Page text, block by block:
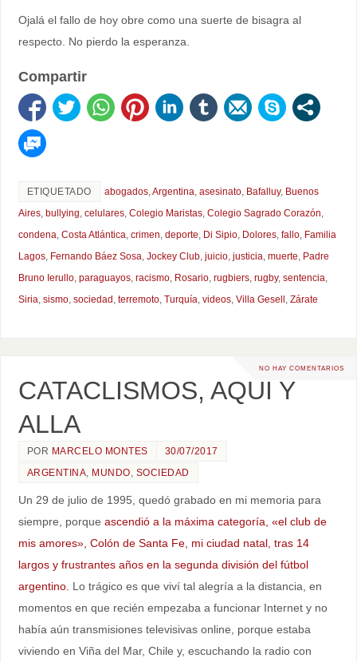
Ojalá el fallo de hoy obre como una suerte de bisagra al
respecto. No pierdo la esperanza.
Compartir
ETIQUETADO abogados,Argentina, asesinato, Bafalluy, Buenos
Aires, bullying, celulares, Colegio Maristas, Colegio Sagrado Corazón,
condena, Costa Atlántica, crimen, deporte, Di Sipio, Dolores, fallo, Familia
Lagos, Fernando Báez Sosa, Jockey Club, juicio, justicia, muerte, Padre
Bruno Ierullo, paraguayos, racismo, Rosario, rugbiers, rugby, sentencia,
Siria, sismo, sociedad , terremoto, Turquía, videos, Villa Gesell , Zárate
NO HAY COMENTARIOS
CATACLISMOS, AQUI Y
ALLA
POR MARCELO MONTES
30/07/2017
ARGENTINA MUNDO SOCIEDAD
Un 29 de julio de 1995, quedó grabado en mi memoria para
siempre, porque ascendió a la máxima categoría, «el club de
mis amores», Colón de Santa Fe, mi ciudad natal, tras 14
largos y frustrantes años en la segunda división del fútbol
argentino. Lo trágico es que viví tal alegría a la distancia, en
momentos en que recién empezaba a funcionar Internet y no
había aún transmisiones televisivas online, porque estaba
viviendo en Viña del Mar, Chile y, escuchando la radio con